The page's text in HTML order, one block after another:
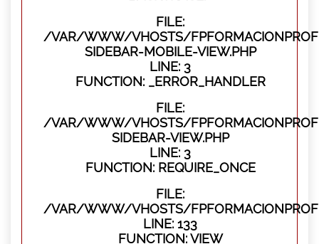
FILE:
/VAR/WWW/VHOSTS/
SIDEBAR-MOBILE-VIEW.PHP
LINE: 3
FUNCTION: _ERROR_HANDLER
FILE:
/VAR/WWW/VHOSTS/
SIDEBAR-VIEW.PHP
LINE: 3
FUNCTION: REQUIRE_ONCE
FILE:
/VAR/WWW/VHOSTS/
LINE: 133
FUNCTION: VIEW